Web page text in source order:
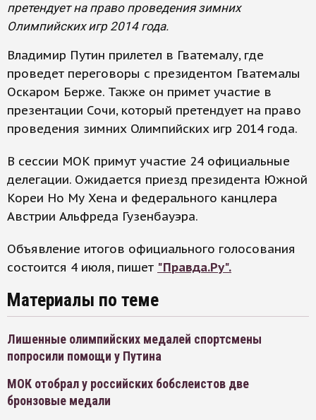
претендует на право проведения зимних
Олимпийских игр 2014 года.
Владимир Путин прилетел в Гватемалу, где
проведет переговоры с президентом Гватемалы
Оскаром Берже. Также он примет участие в
презентации Сочи, который претендует на право
проведения зимних Олимпийских игр 2014 года.
В сессии МОК примут участие 24 официальные
делегации. Ожидается приезд президента Южной
Кореи Но Му Хена и федерального канцлера
Австрии Альфреда Гузенбауэра.
Объявление итогов официального голосования
состоится 4 июля, пишет "Правда.Ру".
Материалы по теме
Лишенные олимпийских медалей спортсмены
попросили помощи у Путина
МОК отобрал у российских бобслеистов две
бронзовые медали